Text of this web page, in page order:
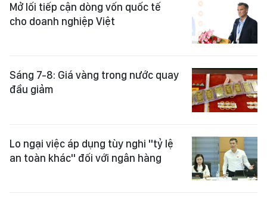
Mở lối tiếp cận dòng vốn quốc tế
cho doanh nghiệp Việt
Sáng 7-8: Giá vàng trong nước quay
đầu giảm
Lo ngại việc áp dụng tùy nghi "tỷ lệ
an toàn khác" đối với ngân hàng